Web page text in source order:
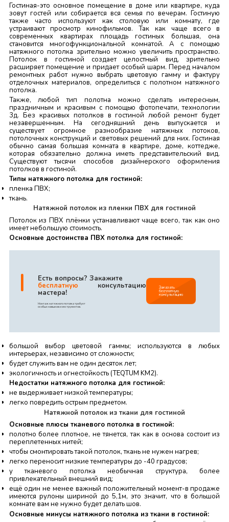
Гостиная-это основное помещение в доме или квартире, куда
зовут гостей или собирается вся семья по вечерам. Гостиную
также часто используют как столовую или комнату, где
устраивают просмотр кинофильмов. Так как чаще всего в
современных квартирах площадь гостиных большая, она
становится многофункциональной комнатой. А с помощью
натяжного потолка зрительно можно увеличить пространство.
Потолок в гостиной создает целостный вид, зрительно
расширяет помещение и придает особый шарм. Перед началом
ремонтных работ нужно выбрать цветовую гамму и фактуру
отделочных материалов, определиться с полотном натяжного
потолка.
Также, любой тип полотна можно сделать интересным,
праздничным и красивым с помощью фотопечати, технологии
3д. Без красивых потолков в гостиной любой ремонт будет
незавершенным. На сегодняшний день выпускается и
существует огромное разнообразие натяжных потоков,
потолочных конструкций и световых решений для них. Гостиная
обычно самая большая комната в квартире, доме, коттедже,
которая обязательно должна иметь представительский вид.
Существуют тысячи способов дизайнерского оформления
потолков в гостиной.
Типы натяжного потолка для гостиной:
пленка ПВХ;
ткань.
Натяжной потолок из пленки ПВХ для гостиной
Потолок из ПВХ плёнки устанавливают чаще всего, так как оно
имеет небольшую стоимость.
Основные достоинства ПВХ потолка для гостиной:
| Есть вопросы? Закажите
бесплатную консультацию
мастера!
Монтаж натяжного потолка требует
особых навыков и инструментов.
Заказать
бесплатную
консультацию
большой выбор цветовой гаммы; используются в любых
интерьерах, независимо от сложности;
будет служить вам не один десяток лет;
экологичность и огнестойкость (TEQTUM KM2).
Недостатки натяжного потолка для гостиной:
не выдерживает низкой температуры;
легко повредить острым предметом.
Натяжной потолок из ткани для гостиной
Основные плюсы тканевого потолка в гостиной:
полотно более плотное, не тянется, так как в основа состоит из
переплетенных нитей;
чтобы смонтировать такой потолок, ткань не нужен нагрев;
легко переносит низкие температуры до -40 градусов;
у тканевого потолка необычная структура, более
привлекательный внешний вид;
ещё один не менее важный положительный момент-в продаже
имеются рулоны шириной до 5,1м, это значит, что в большой
комнате вам не нужно будет делать шов.
Основные минусы натяжного потолка из ткани в гостиной: